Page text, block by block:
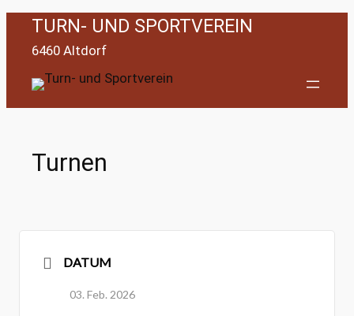
Zum
Inhalt
TURN- UND SPORTVEREIN
6460 Altdorf
Turnen
DATUM
03. Feb. 2026